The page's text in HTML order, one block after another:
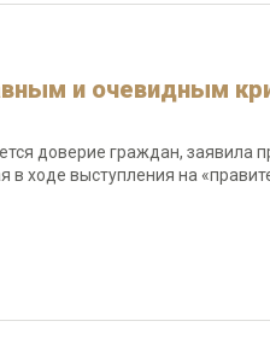
и очевидным
доверие граждан, заявила
ходе выступления на